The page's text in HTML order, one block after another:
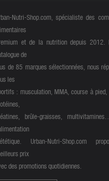
Nutri-Shop.com, spécialiste des
et de la nutrition depuis 2012.
de
de 85 marques sélectionnées, nous
les
: musculation, MMA, course à pied,
brûle-graisses,
Urban-Nutri-Shop.com
prix
des promotions quotidiennes.